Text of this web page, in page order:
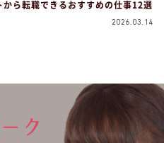
ら転職できるおすすめの仕事12選
2026.03.14